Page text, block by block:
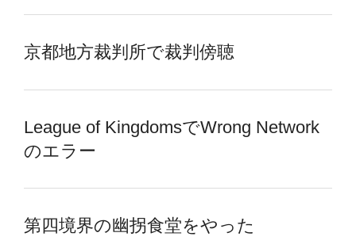
京都地方裁判所で裁判傍聴
League of KingdomsでWrong Network
のエラー
第四境界の幽拐食堂をやった